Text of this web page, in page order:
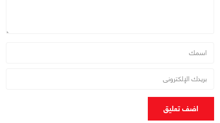
اضف تعليق